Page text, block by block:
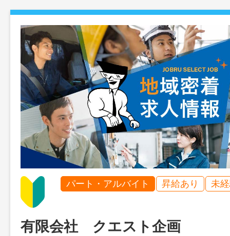
パート・アルバイト 昇給あり 未
有限会社 クエスト企画